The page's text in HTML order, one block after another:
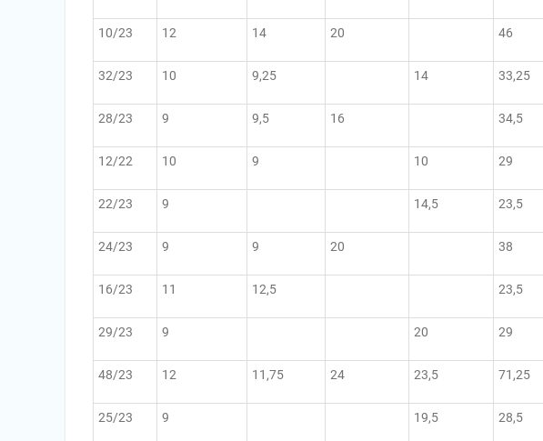
10/23 12 14 20 46
32/23 10 9,25 14 33,25
28/23 9 9,5 16 34,5
12/22 10 9 10 29
22/23 9 14,5 23,5
24/23 9 9 20 38
16/23 11 12,5 23,5
29/23 9 20 29
48/23 12 11,75 24 23,5 71,25
25/23 9 19,5 28,5